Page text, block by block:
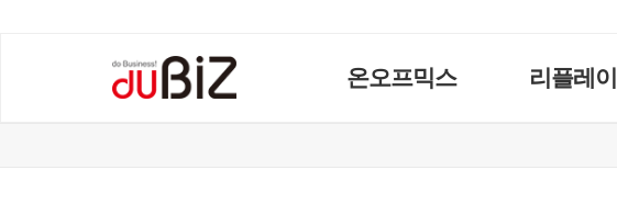
온오프믹스 리플레이